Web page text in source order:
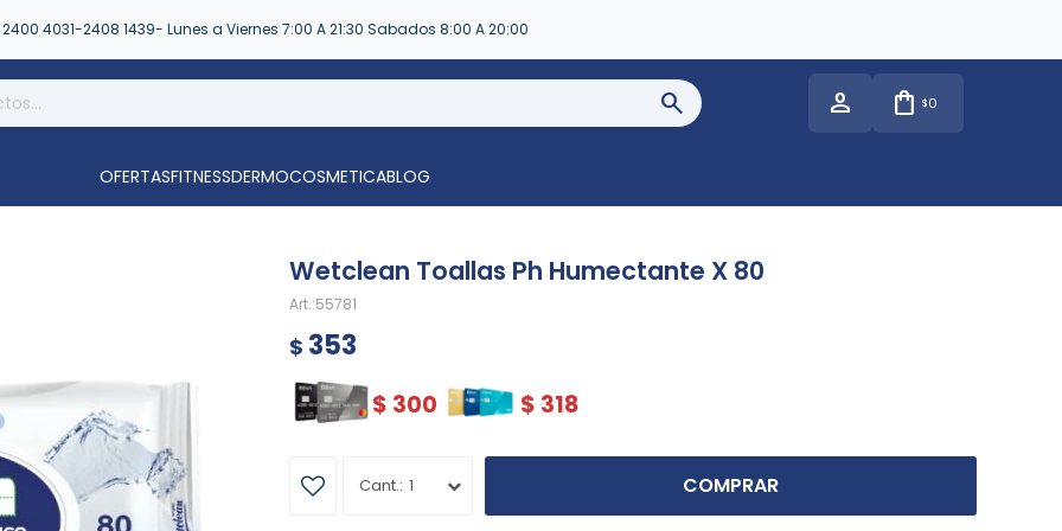
2400 4031-2408 1439- Lunes a Viernes 7:00 A 21:30 Sabados 8:00 A 20:00
$0
OFERTASFITNESSDERMOCOSMETICABLOG
Wetclean Toallas Ph Humectante X 80
55781
$ 353
$ 300 $ 318
1 COMPRAR